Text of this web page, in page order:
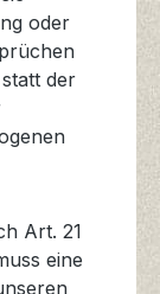
oder
der
Art. 21
eine